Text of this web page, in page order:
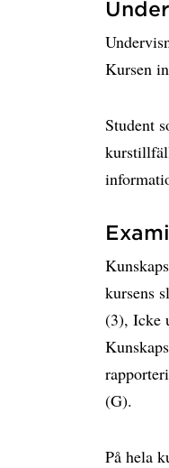
Kursen
Student
kursens
(3), Icke
(G).
På hela